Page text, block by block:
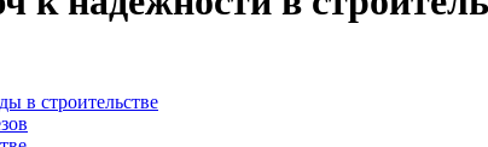
в строительстве